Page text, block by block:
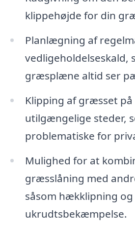
klippehøjde for din
Planlægning af
vedligeholdelseskald,
græsplæne altid ser
Klipping af græsset
utilgængelige steder,
problematiske for
Mulighed for at
græsslåning med
såsom hækklipning og
ukrudtsbekæmpelse.